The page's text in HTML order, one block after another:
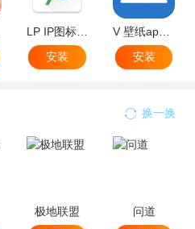
LP IP图标包安卓多机型适配版
安装
安装
换一换
极地联盟
问道